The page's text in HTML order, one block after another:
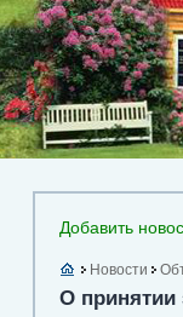
Добавить
Новости
О принятии